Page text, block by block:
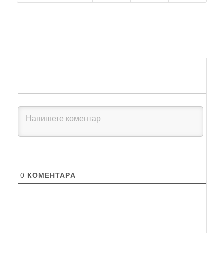
0 КОМЕНТАРA